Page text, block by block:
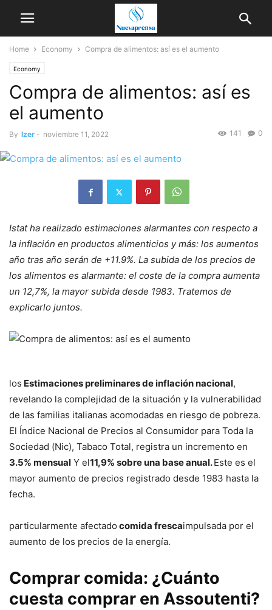
Home Economy Compra de alimentos: así es el aumento
Economy
Compra de alimentos: así es
el aumento
By Izer - noviembre 11, 2022 0
141
Istat ha realizado estimaciones alarmantes con respecto a
la inflación en productos alimenticios y más: los aumentos
año tras año serán de +11.9%. La subida de los precios de
los alimentos es alarmante: el coste de la compra aumenta
un 12,7%, la mayor subida desde 1983. Tratemos de
explicarlo juntos.
los Estimaciones preliminares de inflación nacional,
revelando la complejidad de la situación y la vulnerabilidad
de las familias italianas acomodadas en riesgo de pobreza.
El Índice Nacional de Precios al Consumidor para Toda la
Sociedad (Nic), Tabaco Total, registra un incremento en
3.5% mensual Y el11,9% sobre una base anual.Este es el
mayor aumento de precios registrado desde 1983 hasta la
fecha.
particularmente afectado comida frescaimpulsada por el
aumento de los precios de la energía.
Comprar comida: ¿Cuánto
cuesta comprar en Assoutenti?